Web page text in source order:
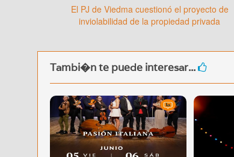
El PJ de Viedma cuestionó el proyecto de
inviolabilidad de la propiedad privada
Tambi�n te puede interesar...